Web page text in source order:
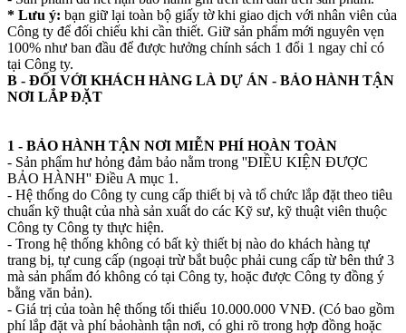
* Lưu ý: bạn giữ lại toàn bộ giấy tờ khi giao dịch với nhân viên của
Công ty để đối chiếu khi cần thiết. Giữ sản phẩm mới nguyên vẹn
100% như ban đầu để được hưởng chính sách 1 đổi 1 ngay chỉ có
tại Công ty.
B - ĐỐI VỚI KHÁCH HÀNG LÀ DỰ ÁN - BẢO HÀNH TẬN
NƠI LẮP ĐẶT
1 - BẢO HÀNH TẬN NƠI MIỄN PHÍ HOÀN TOÀN
- Sản phẩm hư hỏng đảm bảo nằm trong ''ĐIỀU KIỆN ĐƯỢC
BẢO HÀNH'' Điều A mục 1.
- Hệ thống do Công ty cung cấp thiết bị và tổ chức lắp đặt theo tiêu
chuẩn kỹ thuật của nhà sản xuất do các Kỹ sư, kỹ thuật viên thuộc
Công ty Công ty thực hiện.
- Trong hệ thống không có bất kỳ thiết bị nào do khách hàng tự
trang bị, tự cung cấp (ngoại trừ bắt buộc phải cung cấp từ bên thứ 3
mà sản phẩm đó không có tại Công ty, hoặc được Công ty đồng ý
bằng văn bản).
- Giá trị của toàn hệ thống tối thiểu 10.000.000 VNĐ. (Có bao gồm
phí lắp đặt và phí bảohành tận nơi, có ghi rõ trong hợp đồng hoặc